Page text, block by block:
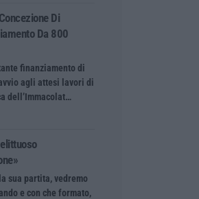
Di
Da 800
finanziamento di
agli attesi lavori di
dell’Immacolat…
sua partita, vedremo
e con che formato,